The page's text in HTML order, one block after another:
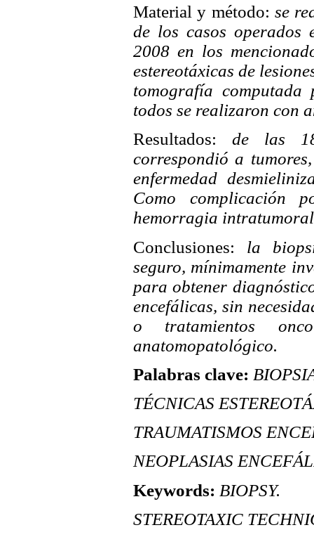
Material y método: se
de los casos operados
2008 en los
estereotáxicas de
tomografía
todos se realizaron con
Resultados: de las
correspondió a
enfermedad
Como complicación
hemorragia
Conclusiones: la
seguro, mínimamente
para obtener
encefálicas, sin
o tratamientos
anatomopatológico.
Palabras clave:
TÉCNICAS
TRAUMATISMOS
NEOPLASIAS
Keywords: BIOPSY.
STEREOTAXIC